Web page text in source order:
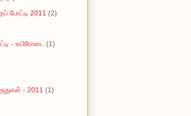
போட்டி 2011 (2)
- உயிரோடை
(1)
- 2011 (1)